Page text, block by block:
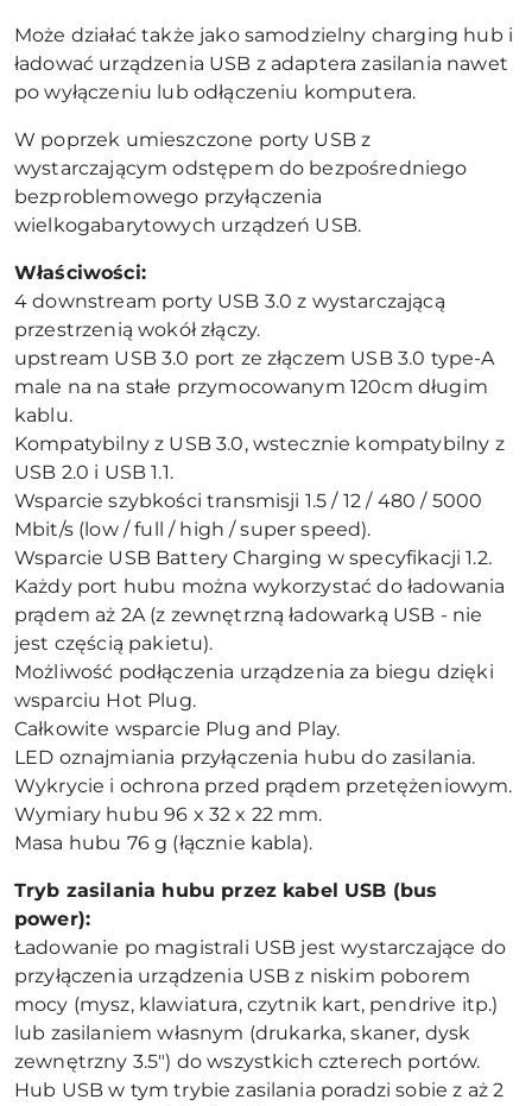
Może działać także jako samodzielny charging hub i
ładować urządzenia USB z adaptera zasilania nawet
po wyłączeniu lub odłączeniu komputera.
W poprzek umieszczone porty USB z
wystarczającym odstępem do bezpośredniego
bezproblemowego przyłączenia
wielkogabarytowych urządzeń USB.
Właściwości:
4 downstream porty USB 3.0 z wystarczającą
przestrzenią wokół złączy.
upstream USB 3.0 port ze złączem USB 3.0 type-A
male na na stałe przymocowanym 120cm długim
kablu.
Kompatybilny z USB 3.0, wstecznie kompatybilny z
USB 2.0 i USB 1.1.
Wsparcie szybkości transmisji 1.5 / 12 / 480 / 5000
Mbit/s (low / full / high / super speed).
Wsparcie USB Battery Charging w specyfikacji 1.2.
Każdy port hubu można wykorzystać do ładowania
prądem aż 2A (z zewnętrzną ładowarką USB - nie
jest częścią pakietu).
Możliwość podłączenia urządzenia za biegu dzięki
wsparciu Hot Plug.
Całkowite wsparcie Plug and Play.
LED oznajmiania przyłączenia hubu do zasilania.
Wykrycie i ochrona przed prądem przetężeniowym.
Wymiary hubu 96 x 32 x 22 mm.
Masa hubu 76 g (łącznie kabla).
Tryb zasilania hubu przez kabel USB (bus
power):
Ładowanie po magistrali USB jest wystarczające do
przyłączenia urządzenia USB z niskim poborem
mocy (mysz, klawiatura, czytnik kart, pendrive itp.)
lub zasilaniem własnym (drukarka, skaner, dysk
zewnętrzny 3.5") do wszystkich czterech portów.
Hub USB w tym trybie zasilania poradzi sobie z aż 2